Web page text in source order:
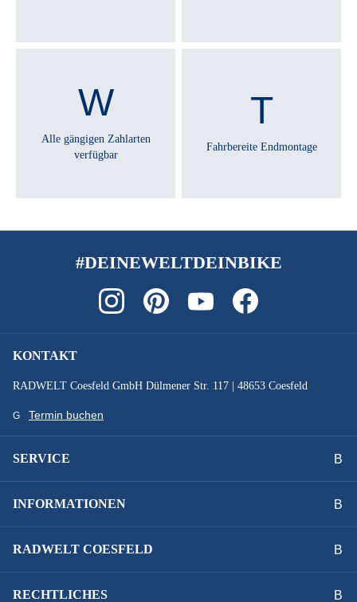
Alle gängigen Zahlarten
verfügbar
Fahrbereite Endmontage
#DEINEWELTDEINBIKE
KONTAKT
RADWELT Coesfeld GmbH Dülmener Str. 117 | 48653 Coesfeld
Termin buchen
SERVICE
INFORMATIONEN
RADWELT COESFELD
RECHTLICHES